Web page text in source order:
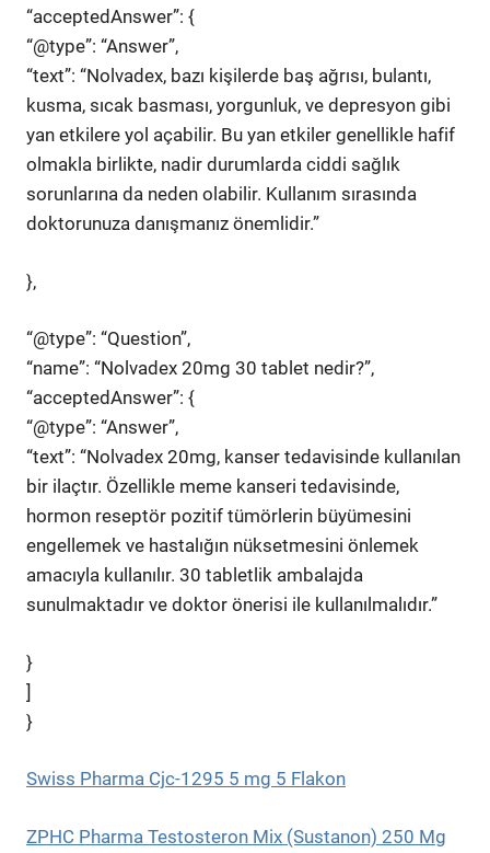
“acceptedAnswer”: {
“@type”: “Answer”,
“text”: “Nolvadex, bazı kişilerde baş ağrısı, bulantı,
kusma, sıcak basması, yorgunluk, ve depresyon gibi
yan etkilere yol açabilir. Bu yan etkiler genellikle hafif
olmakla birlikte, nadir durumlarda ciddi sağlık
sorunlarına da neden olabilir. Kullanım sırasında
doktorunuza danışmanız önemlidir.”
},
“@type”: “Question”,
“name”: “Nolvadex 20mg 30 tablet nedir?”,
“acceptedAnswer”: {
“@type”: “Answer”,
“text”: “Nolvadex 20mg, kanser tedavisinde kullanılan
bir ilaçtır. Özellikle meme kanseri tedavisinde,
hormon reseptör pozitif tümörlerin büyümesini
engellemek ve hastalığın nüksetmesini önlemek
amacıyla kullanılır. 30 tabletlik ambalajda
sunulmaktadır ve doktor önerisi ile kullanılmalıdır.”
}
]
}
Swiss Pharma Cjc-1295 5 mg 5 Flakon
ZPHC Pharma Testosteron Mix (Sustanon) 250 Mg